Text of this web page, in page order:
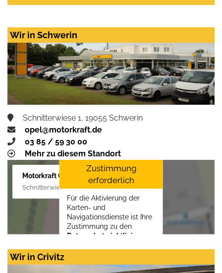
Wir in Schwerin
Schnitterwiese 1, 19055 Schwerin
opel@motorkraft.de
03 85 / 59 30 00
Mehr zu diesem Standort
Motorkraft GmbH
Schnitterwiese 1, 19055 Schwerin
Zustimmung
erforderlich
Für die Aktivierung der
Karten- und
Navigationsdienste ist Ihre
Zustimmung zu den
Datenschutzrichtlinien
Wir in Crivitz